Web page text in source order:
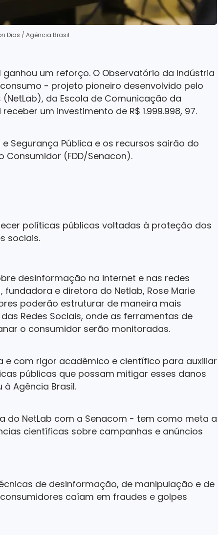
Dias / Agência Brasil
um reforço. O Observatório da Indústria
- projeto pioneiro desenvolvido pelo
da Escola de Comunicação da
um investimento de R$ 1.999.998, 97.
Segurança Pública e os recursos sairão do
Consumidor (FDD/Senacon).
políticas públicas voltadas à proteção dos
sociais.
desinformação na internet e nas redes
e diretora do Netlab, Rose Marie
poderão estruturar de maneira mais
Redes Sociais, onde as ferramentas de
o consumidor serão monitoradas.
com rigor acadêmico e científico para auxiliar
públicas que possam mitigar esses danos
Agência Brasil.
NetLab com a Senacom - tem como meta a
científicas sobre campanhas e anúncios
de desinformação, de manipulação e de
caíam em fraudes e golpes